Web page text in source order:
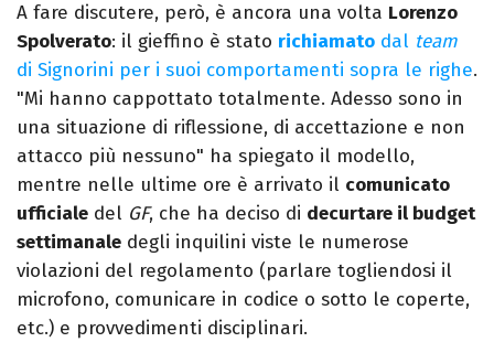
A fare discutere, però, è ancora una volta Lorenzo
Spolverato: il gieffino è stato richiamato dal team
di Signorini per i suoi comportamenti sopra le righe.
"Mi hanno cappottato totalmente. Adesso sono in
una situazione di riflessione, di accettazione e non
attacco più nessuno" ha spiegato il modello,
mentre nelle ultime ore è arrivato il comunicato
ufficiale del GF, che ha deciso di decurtare il budget
settimanale degli inquilini viste le numerose
violazioni del regolamento (parlare togliendosi il
microfono, comunicare in codice o sotto le coperte,
etc.) e provvedimenti disciplinari.